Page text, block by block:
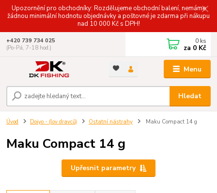
Upozornění pro obchodníky: Rozdělujeme obchodní balení, nemáme
žádnou minimální hodnotu objednávky a poštovné je zdarma při nákupu
nad 10 000 Kč s DPH!
Menu
Hledat
+420 739 734 025
(Po-Pá, 7-18 hod.)
0 ks
za 0 Kč
Úvod Doiyo - (lov dravců) Ostatní nástrahy Maku Compact 14 g
Maku Compact 14 g
Upřesnit parametry